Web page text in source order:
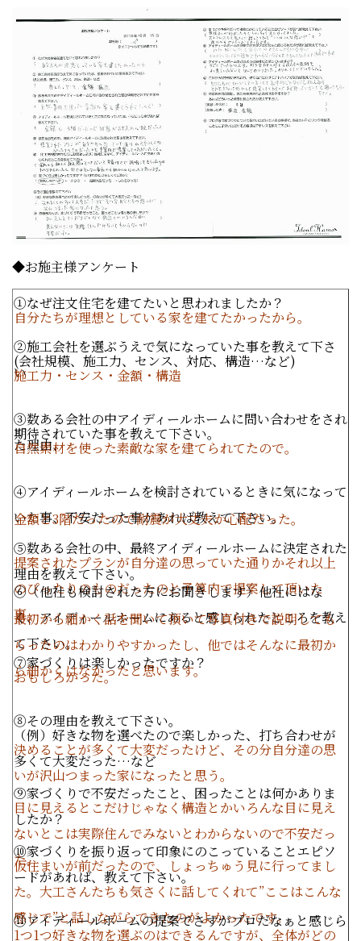
◆お施主様アンケート
①なぜ注文住宅を建てたいと思われましたか？
自分たちが理想としている家を建てたかったから。
②施工会社を選ぶうえで気になっていた事を教えて下さ
い
(会社規模、施工力、センス、対応、構造…など)
施工力・センス・金額・構造
③数ある会社の中アイディールホームに問い合わせをされ
た理由、
期待されていた事を教えて下さい。
自然素材を使った素敵な家を建てられてたので。
④アイディールホームを検討されているときに気になって
いた事、不安だった事があれば教えて下さい。
金額と3階だったので耐震が大丈夫か心配だった。
⑤数ある会社の中、最終アイディールホームに決定された
理由を教えて下さい。
提案されたプランが自分達の思っていた通りかそれ以上
のぴったりのものだったのと予算内で提案して頂いた
事。
⑥（他社も検討された方にお聞きします）他社にはな
く、アイディールホームにあると感じられたところを教え
て下さい。
最初から細かく話を聞いて頂いて写真付きで説明しても
らったのはわかりやすかったし、他ではそんなに最初か
ら細かくはなかったと思います。
⑦家づくりは楽しかったですか？
おもしろかった。
⑧その理由を教えて下さい。
（例）好きな物を選べたので楽しかった、打ち合わせが
多くて大変だった…など
決めることが多くて大変だったけど、その分自分達の思
いが沢山つまった家になったと思う。
⑨家づくりで不安だったこと、困ったことは何かありま
したか？
目に見えるとこだけじゃなく構造とかいろんな目に見え
ないとこは実際住んでみないとわからないので不安だっ
た。
⑩家づくりを振り返って印象にのこっていることエピソ
ードがあれば、教えて下さい。
仮住まいが前だったので、しょっちゅう見に行ってまし
た。大工さんたちも気さくに話してくれて”ここはこんな
感じで”と話しながらできたのがよかったです。
⑪アイディールホームの提案でさすがプロだなぁと感じら
1つ1つ好きな物を選ぶのはできるんですが、全体がどの